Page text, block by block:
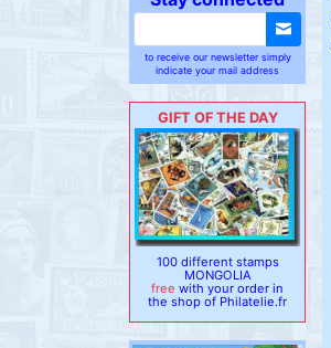
to receive our newsletter simply
indicate your mail address
GIFT OF THE DAY
100 different stamps
MONGOLIA
free with your order in
the shop of Philatelie.fr